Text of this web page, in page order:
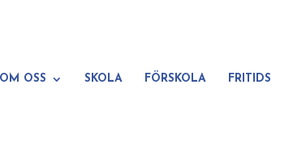
OM OSS SKOLA FÖRSKOLA FRITIDS